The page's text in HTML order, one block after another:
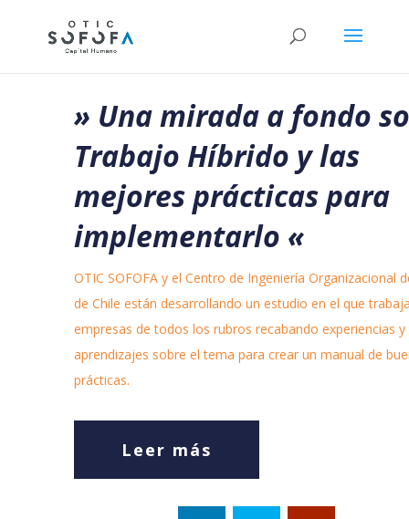
» Una mirada a fondo
Trabajo Híbrido y las
mejores prácticas para
implementarlo «
OTIC SOFOFA y el Centro de Ingeniería Organizacional
de Chile están desarrollando un estudio en el que
empresas de todos los rubros recabando experiencias y
aprendizajes sobre el tema para crear un manual de
prácticas.
Leer más